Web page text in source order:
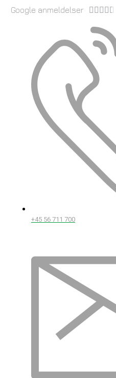
Google anmeldelser     
+45 56 711 700